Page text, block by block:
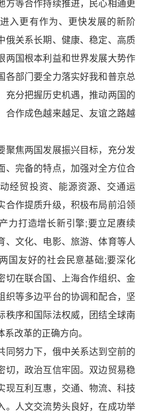
方等合作持续推进，民心相通更
入更有作为、更快发展的新阶
俄关系长期、健康、稳定、高质
两国根本利益和世界发展大势作
各部门要全力落实好我和普京总
充分把握历史机遇，推动两国的
合作成色越来越足、友谊之路越
聚焦两国发展振兴目标，充分发
、完备的特点，加强对全方位合
经贸投资、能源资源、交通运
合作提质升级，积极布局前沿领
力打造增长新引擎;要立足赓续
、文化、电影、旅游、体育等人
国友好的社会民意基础;要深化
切在联合国、上海合作组织、金
织等多边平台的协调和配合，坚
秩序和国际法权威，团结全球南
改革的正确方向。
同努力下，俄中关系达到空前的
切，政治互信牢固。双边贸易稳
现互利互惠，交通、物流、科技
。人文交流势头良好，在成功举